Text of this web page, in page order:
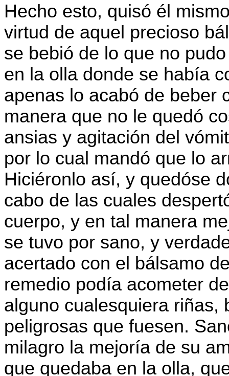
Hecho esto, quisó él
virtud de aquel precioso
se bebió de lo que no
en la olla donde se había
apenas lo acabó de beber
manera que no le quedó
ansias y agitación del
por lo cual mandó que lo
Hiciéronlo así, y quedóse
cabo de las cuales
cuerpo, y en tal manera
se tuvo por sano, y
acertado con el bálsamo
remedio podía acometer
alguno cualesquiera riñas,
peligrosas que fuesen.
milagro la mejoría de su
que quedaba en la olla,